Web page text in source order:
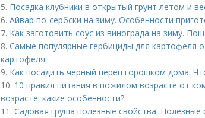
5. Посадка клубники в открытый грунт летом и
6. Айвар по-сербски на зиму. Особенности
7. Как заготовить соус из винограда на зиму.
8. Самые популярные гербициды для картофеля
картофеля
9. Как посадить черный перец горошком дома.
10. 10 правил питания в пожилом возрасте от
возрасте: какие особенности?
11. Садовая груша полезные свойства. Полезные